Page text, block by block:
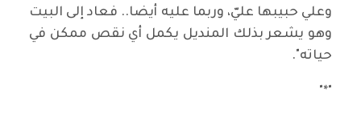
وعلي حبيبها عليّ، وربما عليه أيضا.. فعاد إلى البيت
وهو يشعر بذلك المنديل يكمل أي نقص ممكن في
حياته".
"*"